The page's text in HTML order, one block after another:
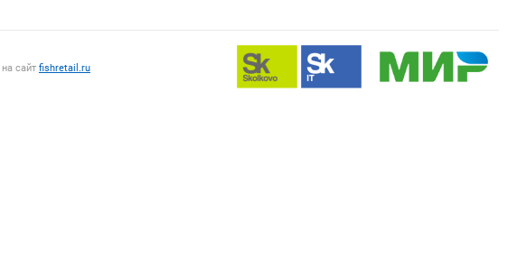
сайт fishretail.ru